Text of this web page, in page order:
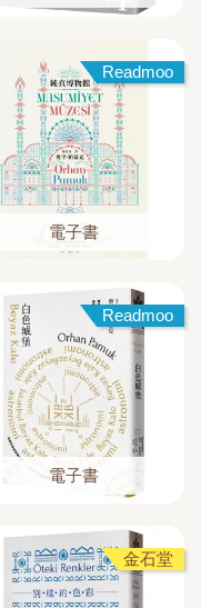
Readmoo
電子書
Readmoo
電子書
金石堂